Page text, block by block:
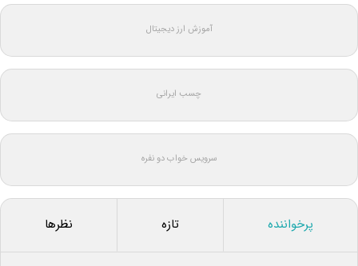
آموزش ارز دیجیتال
چسب ایرانی
سرویس خواب دو نفره
پرخواننده تازه نظرها